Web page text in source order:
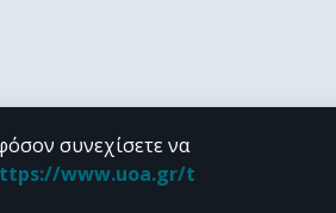
συνεχίσετε να
www.uoa.gr/t